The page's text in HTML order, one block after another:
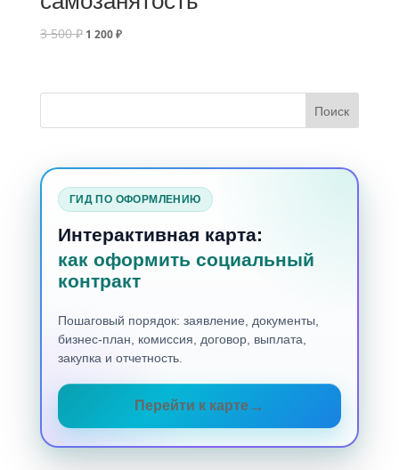
3 500₽ 1 200₽
ГИД ПО ОФОРМЛЕНИЮ
Интерактивная карта:
как оформить социальный
контракт
Пошаговый порядок: заявление, документы,
бизнес-план, комиссия, договор, выплата,
закупка и отчетность.
Перейти к карте